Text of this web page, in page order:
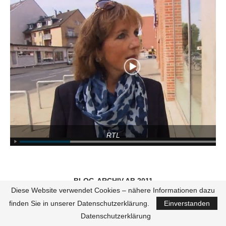
RTL
BLOG-ARCHIV AB 2011
Diese Website verwendet Cookies – nähere Informationen dazu
finden Sie in unserer Datenschutzerklärung.
Einverstanden
Datenschutzerklärung